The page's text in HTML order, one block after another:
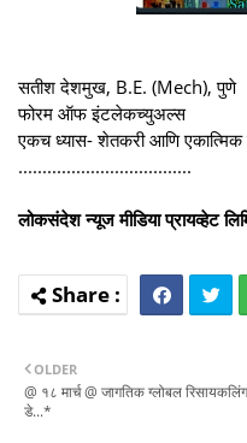
सतीश देशमुख, B.E.
फोरम ऑफ
एकच ध्यास- शेतकरी आणि एकात्मिक
....................................
लोकसंदेश न्यूज मीडिया प्रायव्हेट
OLDER
@ १८ मार्च @ जागतिक ग्लोबल रिसायकलिंग
डे...*